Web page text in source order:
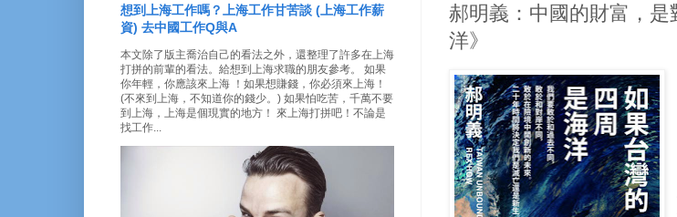
郝明義：中國的財富，
洋》
想到上海工作嗎？上海工作甘苦談 (上海工作薪
資) 去中國工作Q與A
本文除了版主喬治自己的看法之外，還整理了許多在上海
打拼的前輩的看法。給想到上海求職的朋友參考。 如果
你年輕，你應該來上海 ！如果想賺錢，你必須來上海！
(不來到上海，不知道你的錢少。) 如果怕吃苦，千萬不要
到上海，上海是個現實的地方！ 來上海打拼吧！不論是
找工作...